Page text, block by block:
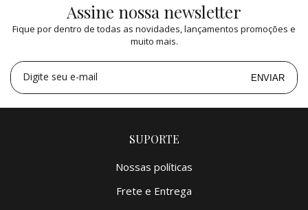
deR$ 174,50=R$ 349,00
Assine nossa newsletter
Fique por dentro de todas as novidades, lançamentos promoções e
muito mais.
Digite seu e-mail ENVIAR
SUPORTE
Nossas políticas
Frete e Entrega